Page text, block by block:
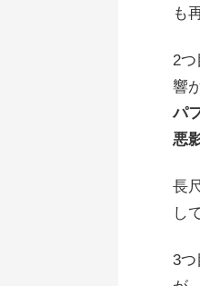
も
2つ
響
パ
悪
長
し
3つ